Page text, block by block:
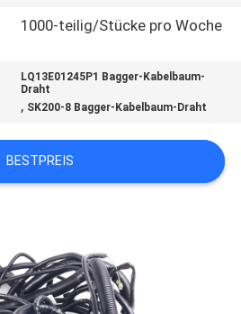
1000-teilig/Stücke pro Woche
LQ13E01245P1 Bagger-Kabelbaum-
Draht
, SK200-8 Bagger-Kabelbaum-Draht
BESTPREIS